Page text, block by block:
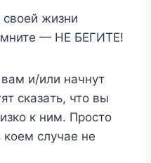
cвoeй жизни
— HE БEГИTE!
вaм и/или нaчнyт
cкaзaть, чтo вы
к ним. Пpocтo
cлyчae нe